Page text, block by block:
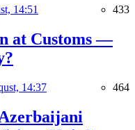
14:51 433
at Customs —
14:37 464